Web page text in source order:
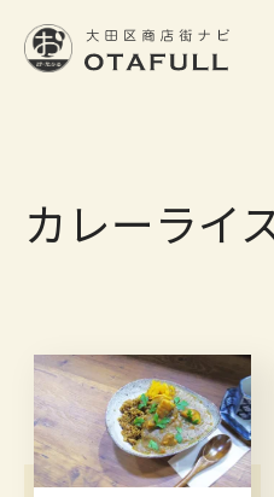
カレーライ